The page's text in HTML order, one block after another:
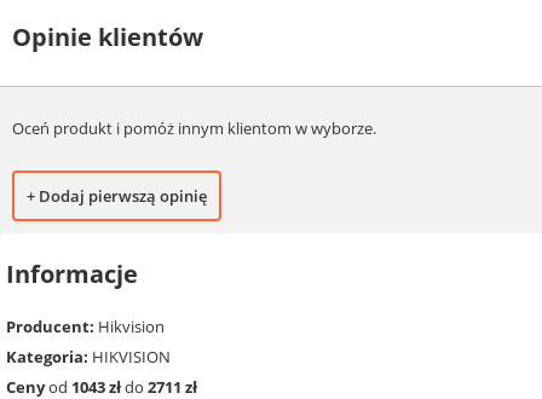
Opinie klientów
Oceń produkt i pomóż innym klientom w wyborze.
+ Dodaj pierwszą opinię
Informacje
Producent: Hikvision
Kategoria: HIKVISION
Cenyod 1043 złdo 2711 zł